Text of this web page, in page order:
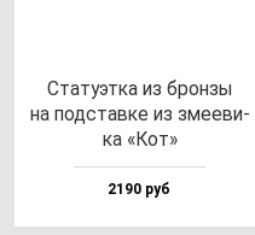
Ста­ту­эт­ка из брон­зы
на под­став­ке из зме­еви­
ка «Кот»
2190 руб